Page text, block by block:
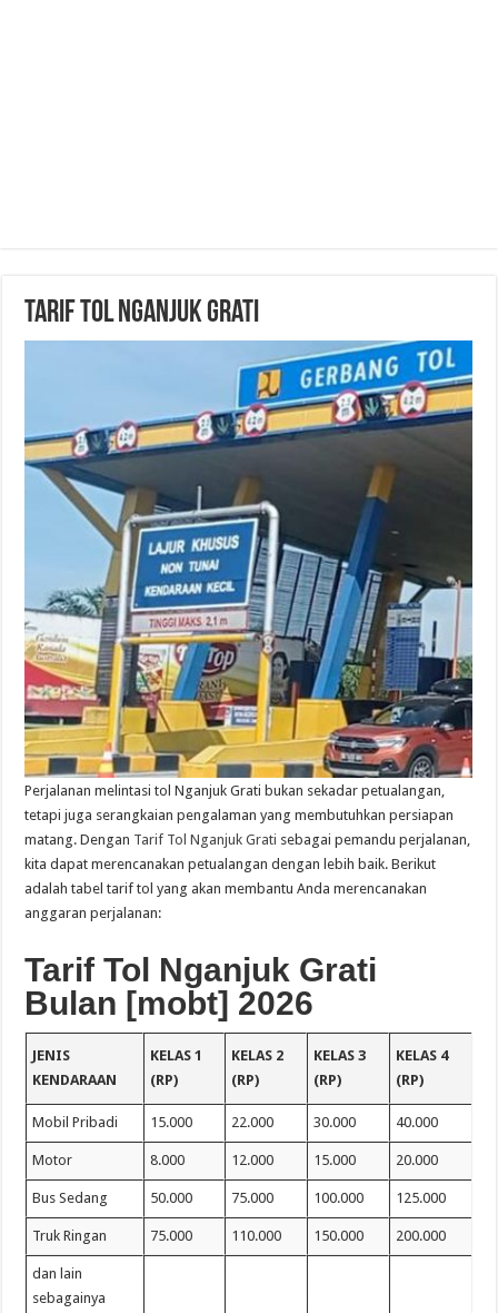
Tarif Tol Nganjuk Grati
Perjalanan melintasi tol Nganjuk Grati bukan sekadar petualangan,
tetapi juga serangkaian pengalaman yang membutuhkan persiapan
matang. Dengan Tarif Tol Nganjuk Grati sebagai pemandu perjalanan,
kita dapat merencanakan petualangan dengan lebih baik. Berikut
adalah tabel tarif tol yang akan membantu Anda merencanakan
anggaran perjalanan:
Tarif Tol Nganjuk Grati
Bulan [mobt] 2026
JENIS
KENDARAAN
KELAS 1
(RP)
KELAS 2
(RP)
KELAS 3
(RP)
KELAS 4
(RP)
Mobil Pribadi 15.000 22.000 30.000 40.000
Motor 8.000 12.000 15.000 20.000
Bus Sedang 50.000 75.000 100.000 125.000
Truk Ringan 75.000 110.000 150.000 200.000
dan lain
sebagainya